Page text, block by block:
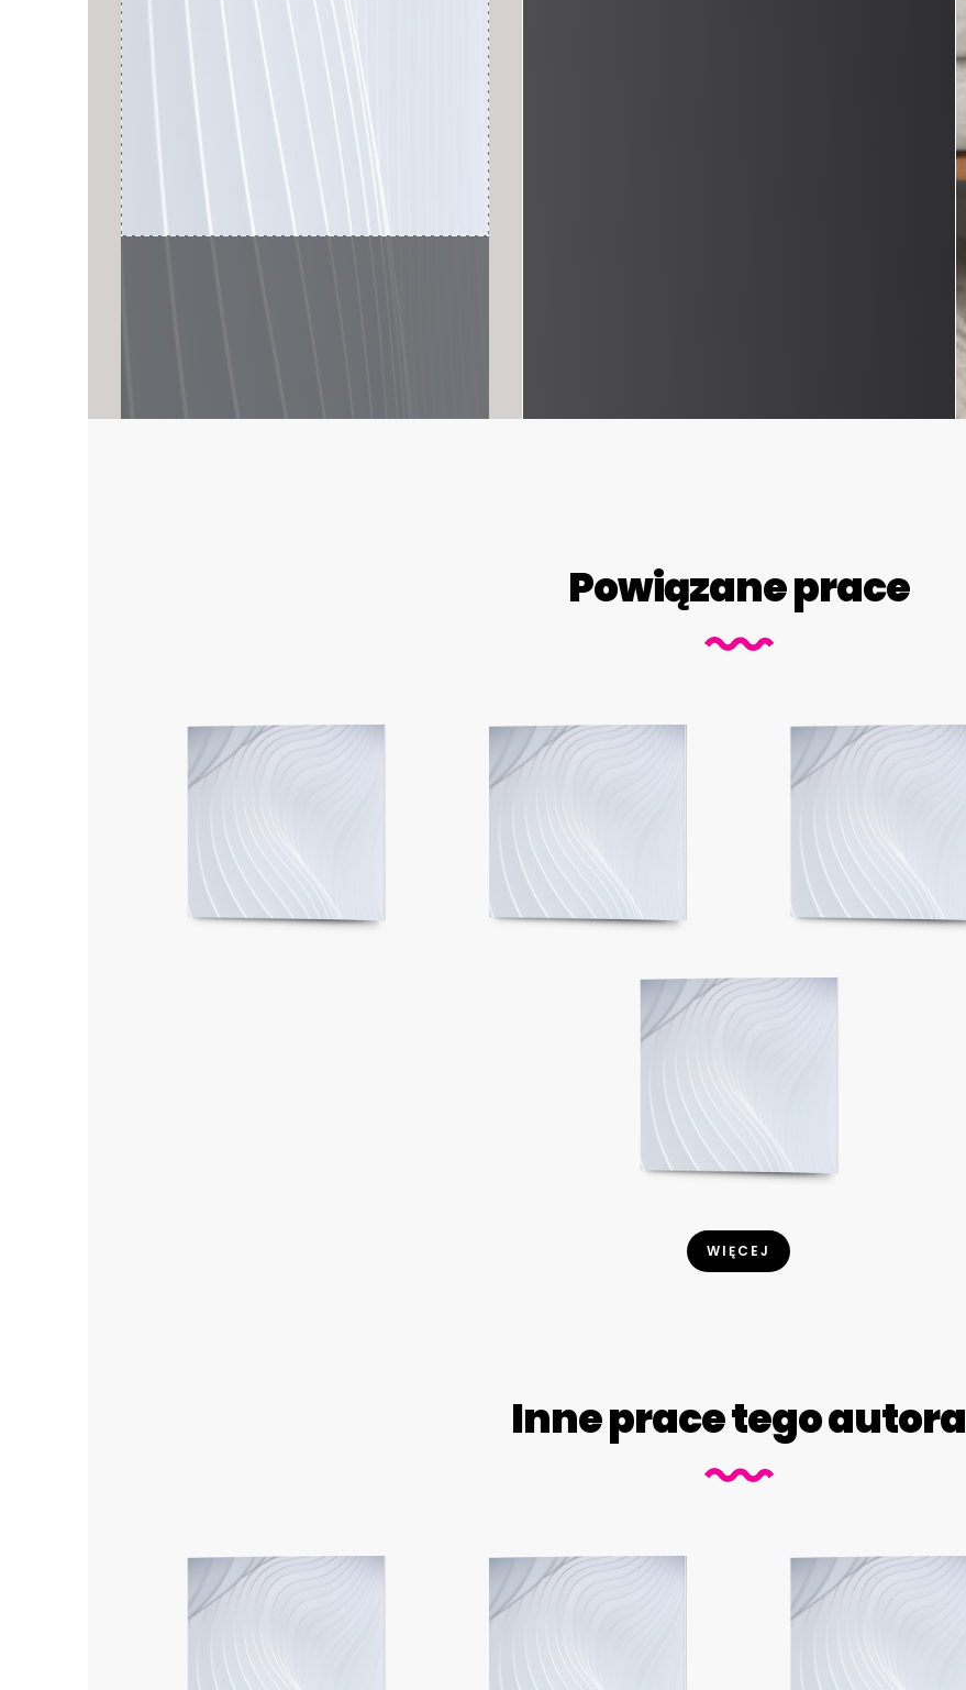
Powiązane prace
WIĘCEJ
Inne prace tego autora